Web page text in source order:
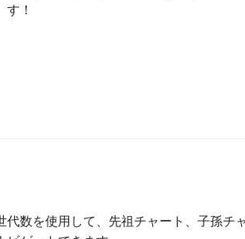
す！
数を使用して、先祖チャート、子孫チャ